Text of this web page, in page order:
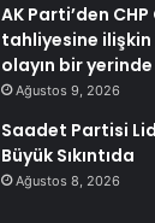
AK Parti’den
tahliyesine ilişkin
olayın bir
Ağustos 9, 2026
Saadet Partisi
Büyük Sıkıntıda
Ağustos 8, 2026